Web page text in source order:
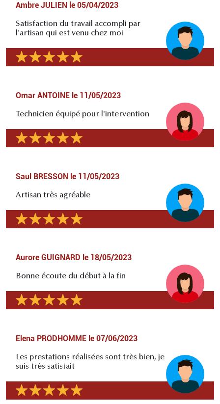
Ambre JULIEN le 05/04/2023
Satisfaction du travail accompli par
l'artisan qui est venu chez moi
Omar ANTOINE le 11/05/2023
Technicien équipé pour l'intervention
Saul BRESSON le 11/05/2023
Artisan très agréable
Aurore GUIGNARD le 18/05/2023
Bonne écoute du début à la fin
Elena PRODHOMME le 07/06/2023
Les prestations réalisées sont très bien, je
suis très satisfait